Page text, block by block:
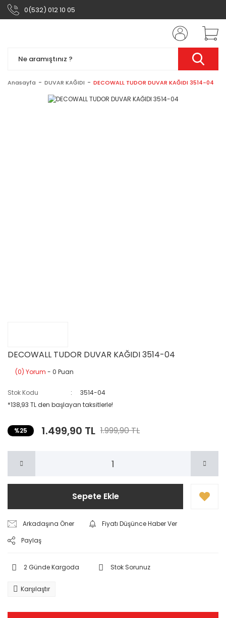
0(532) 012 10 05
Anasayfa DUVAR KAĞIDI DECOWALL TUDOR DUVAR KAĞIDI 3514-04
DECOWALL TUDOR DUVAR KAĞIDI 3514-04
(0) Yorum - 0 Puan
Stok Kodu
3514-04
*138,93 TL den başlayan taksitlerle!
%25 1.499,90 TL 1.999,90 TL
Sepete Ekle
Arkadaşına Öner
Fiyatı Düşünce Haber Ver
Paylaş
2 Günde Kargoda Stok Sorunuz
Karşılaştır